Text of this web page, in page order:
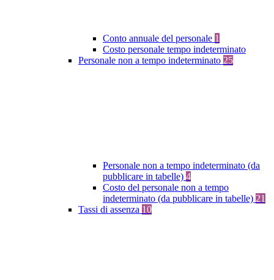
Conto annuale del personale 1
Costo personale tempo indeterminato
Personale non a tempo indeterminato 25
Personale non a tempo indeterminato (da
pubblicare in tabelle) 4
Costo del personale non a tempo
indeterminato (da pubblicare in tabelle) 21
Tassi di assenza 10